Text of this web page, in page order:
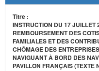
Titre :
INSTRUCTION DU 17
REMBOURSEMENT DES
FAMILIALES ET DES
CHÔMAGE DES
NAVIGUANT À BORD DES
PAVILLON FRANÇAIS (TEXTE